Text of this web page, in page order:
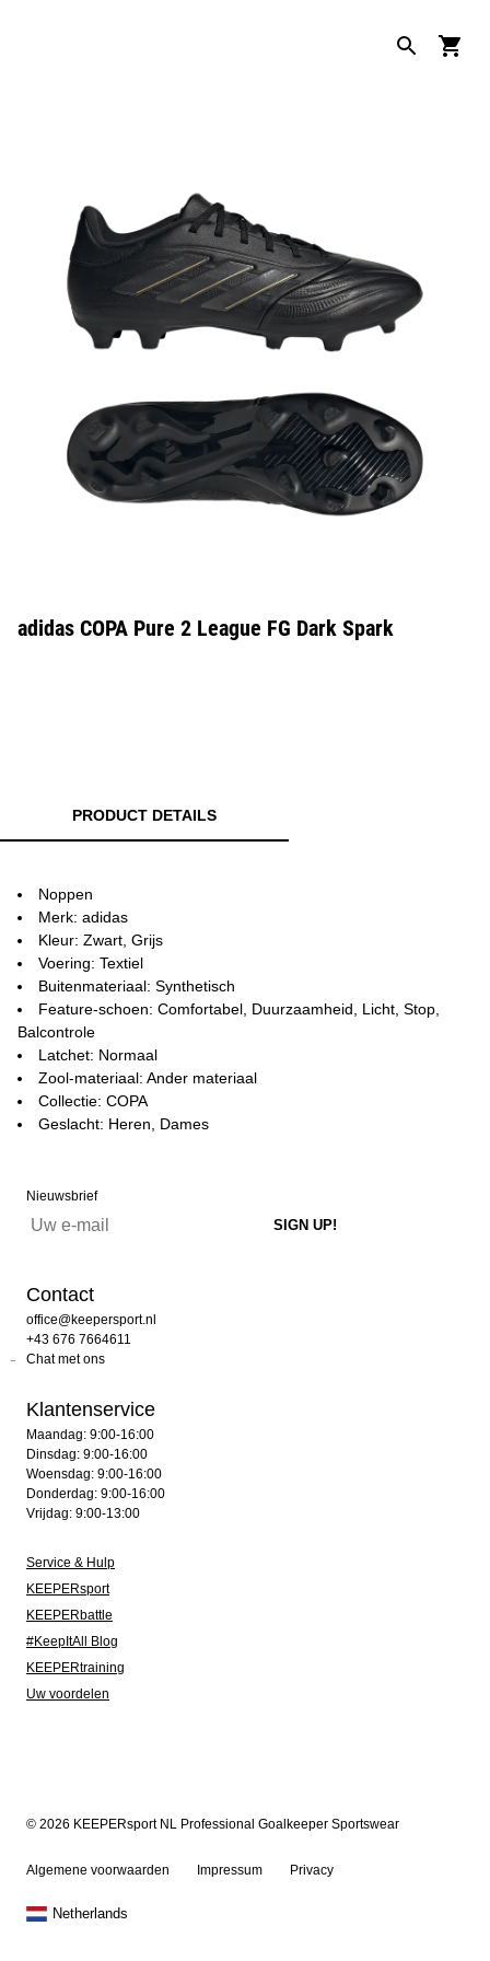
adidas COPA Pure 2 League FG Dark Spark
PRODUCT DETAILS
Noppen
Merk: adidas
Kleur: Zwart, Grijs
Voering: Textiel
Buitenmateriaal: Synthetisch
Feature-schoen: Comfortabel, Duurzaamheid, Licht, Stop,
Balcontrole
Latchet: Normaal
Zool-materiaal: Ander materiaal
Collectie: COPA
Geslacht: Heren, Dames
Nieuwsbrief
Contact
office@keepersport.nl
+43 676 7664611
Chat met ons
Klantenservice
Maandag: 9:00-16:00
Dinsdag: 9:00-16:00
Woensdag: 9:00-16:00
Donderdag: 9:00-16:00
Vrijdag: 9:00-13:00
Service & Hulp
KEEPERsport
KEEPERbattle
#KeepItAll Blog
KEEPERtraining
Uw voordelen
© 2026 KEEPERsport NL Professional Goalkeeper Sportswear
Algemene voorwaarden Impressum Privacy
Netherlands